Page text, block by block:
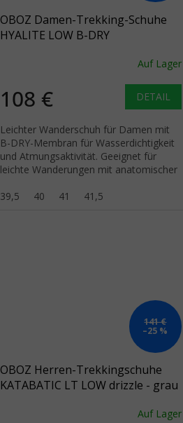
OBOZ Damen-Trekking-Schuhe
HYALITE LOW B-DRY
Auf Lager
108 € DETAIL
Leichter Wanderschuh für Damen mit
B-DRY-Membran für Wasserdichtigkeit
und Atmungsaktivität. Geeignet für
leichte Wanderungen mit anatomischer
39,5
40 41 41,5
141 €
–25 %
OBOZ Herren-Trekkingschuhe
KATABATIC LT LOW drizzle - grau
Auf Lager